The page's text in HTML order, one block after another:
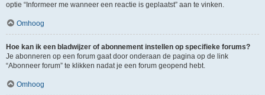
optie “Informeer me wanneer een reactie is geplaatst” aan te vinken.
Omhoog
Hoe kan ik een bladwijzer of abonnement instellen op specifieke forums?
Je abonneren op een forum gaat door onderaan de pagina op de link
“Abonneer forum” te klikken nadat je een forum geopend hebt.
Omhoog